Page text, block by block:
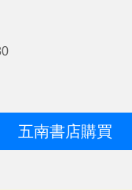
五南書店購買